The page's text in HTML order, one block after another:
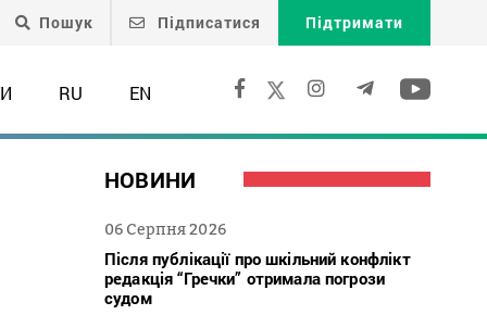
Пошук Підписатися Підтримати
RU EN
НОВИНИ
06 Серпня 2026
Після публікації про шкільний конфлікт
редакція “Гречки” отримала погрози
судом